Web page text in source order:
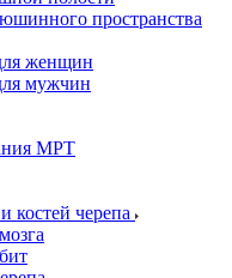
пространства
женщин
мужчин
МРТ
костей черепа